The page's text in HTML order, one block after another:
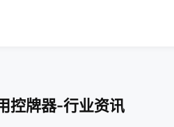
控牌器-行业资讯